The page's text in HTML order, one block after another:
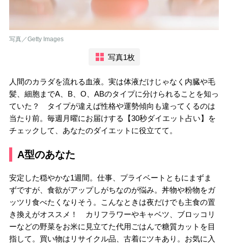
写真／Getty Images
写真1枚
人間のカラダを流れる血液。実は体液だけじゃなく内臓や毛
髪、細胞までA、B、O、ABのタイプに分けられることを知っ
ていた？ タイプが違えば性格や運勢傾向も違ってくるのは
当たり前。毎週月曜にお届けする【30秒ダイエット占い】を
チェックして、あなたのダイエットに役立てて。
A型のあなた
安定した穏やかな1週間。仕事、プライベートともにまずま
ずですが、食欲がアップしがちなのが悩み。丼物や粉物をガ
ッツリ食べたくなりそう。こんなときは夜だけでも主食の置
き換えがオススメ！ カリフラワーやキャベツ、ブロッコリ
ーなどの野菜をお米に見立てた代用ごはんで糖質カットを目
指して。買い物はリサイクル品、古着にツキあり。お気に入